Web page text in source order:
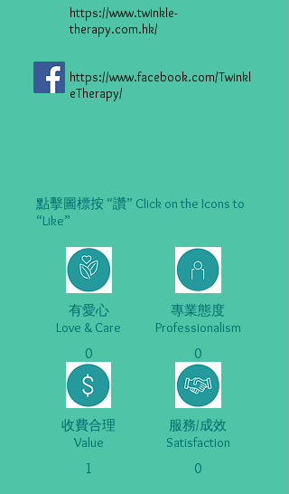
https://www.twinkle-
therapy.com.hk/
https://www.facebook.com/Twinkl
eTherapy/
點擊圖標按 “讚” Click on the Icons to
“Like”
有愛心
Love & Care
專業態度
Professionalism
0 0
收費合理
Value
服務/成效
Satisfaction
1 0